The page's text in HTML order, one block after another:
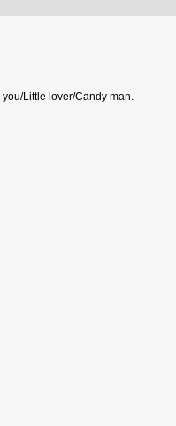
you/Little lover/Candy man.